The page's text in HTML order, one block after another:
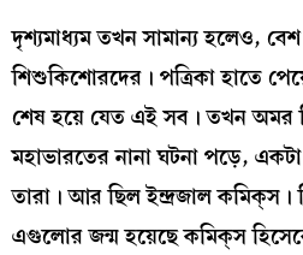
দৃশ্যমাধ্যম তখন সামান্য হলেও,
শিশুকিশোরদের। পত্রিকা হাতে
শেষ হয়ে যেত এই সব। তখন অমর
মহাভারতের নানা ঘটনা পড়ে,
তারা। আর ছিল ইন্দ্রজাল কমিক্‌স।
এগুলোর জন্ম হয়েছে কমিক্‌স